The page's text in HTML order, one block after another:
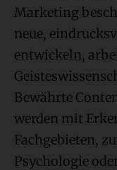
Marketing
neue,
entwickeln,
Bewährte
werden mit
Fachgebieten,
Psychologie